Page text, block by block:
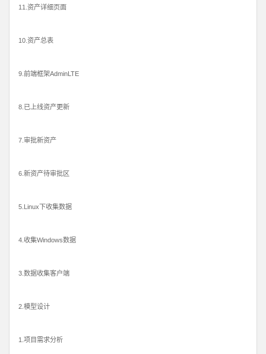
11.资产详细页面
10.资产总表
9.前端框架AdminLTE
8.已上线资产更新
7.审批新资产
6.新资产待审批区
5.Linux下收集数据
4.收集Windows数据
3.数据收集客户端
2.模型设计
1.项目需求分析